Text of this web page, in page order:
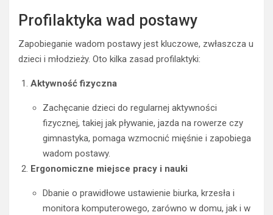
Profilaktyka wad postawy
Zapobieganie wadom postawy jest kluczowe, zwłaszcza u
dzieci i młodzieży. Oto kilka zasad profilaktyki:
Aktywność fizyczna
Zachęcanie dzieci do regularnej aktywności
fizycznej, takiej jak pływanie, jazda na rowerze czy
gimnastyka, pomaga wzmocnić mięśnie i zapobiega
wadom postawy.
Ergonomiczne miejsce pracy i nauki
Dbanie o prawidłowe ustawienie biurka, krzesła i
monitora komputerowego, zarówno w domu, jak i w